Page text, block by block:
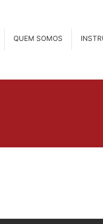
QUEM SOMOS